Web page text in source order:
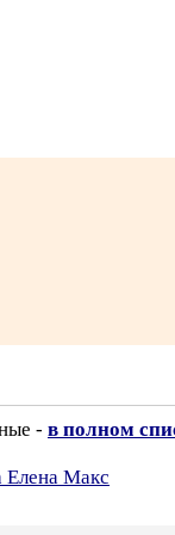
- в полном
Елена Макс